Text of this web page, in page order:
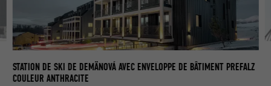
STATION DE SKI DE DEMÄNOVÁ AVEC ENVELOPPE DE BÂTIMENT PREFALZ
COULEUR ANTHRACITE